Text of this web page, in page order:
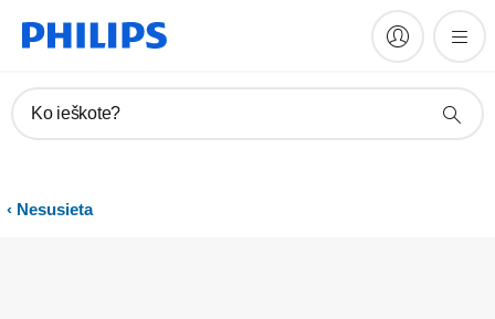
Ko ieškote?
Nesusieta
Vadovai ir dokumentacija